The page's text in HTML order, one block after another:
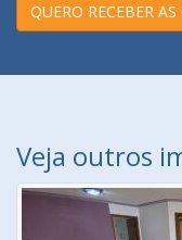
QUERO RECEBER
Veja outros